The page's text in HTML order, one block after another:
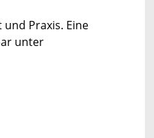
Praxis. Eine
unter